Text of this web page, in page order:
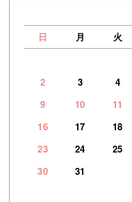
日
月 火
2
3 4
9
10 11
16
17 18
23
24 25
30
31